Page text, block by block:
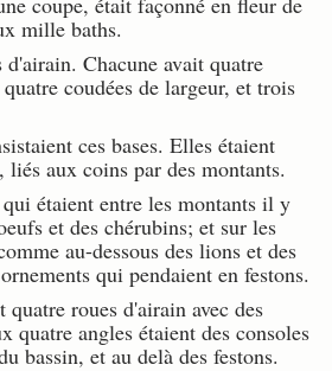
mille baths.
Chacune avait quatre
coudées de largeur, et trois
ces bases. Elles étaient
liés aux coins par des montants.
étaient entre les montants il y
et des chérubins; et sur les
au-dessous des lions et des
qui pendaient en festons.
quatre roues d'airain avec des
quatre angles étaient des consoles
bassin, et au delà des festons.